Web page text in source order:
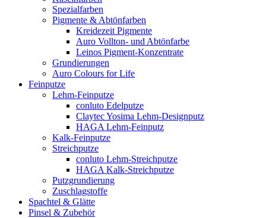
Spezialfarben
Pigmente & Abtönfarben
Kreidezeit Pigmente
Auro Vollton- und Abtönfarbe
Leinos Pigment-Konzentrate
Grundierungen
Auro Colours for Life
Feinputze
Lehm-Feinputze
conluto Edelputze
Claytec Yosima Lehm-Designputz
HAGA Lehm-Feinputz
Kalk-Feinputze
Streichputze
conluto Lehm-Streichputze
HAGA Kalk-Streichputze
Putzgrundierung
Zuschlagstoffe
Spachtel & Glätte
Pinsel & Zubehör